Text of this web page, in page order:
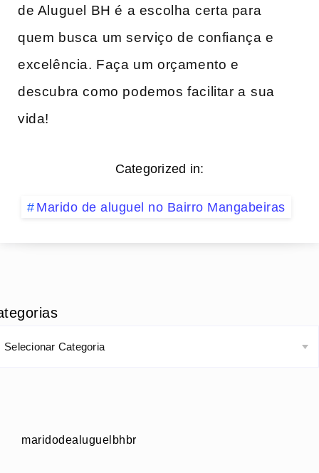
de Aluguel BH é a escolha⁢ certa para
‌quem busca um serviço de confiança e
‌excelência. Faça um orçamento e ​
descubra como ‌podemos facilitar a ⁣sua
vida!
Categorized in:
Marido de aluguel no Bairro Mangabeiras
maridodealuguelbhbr